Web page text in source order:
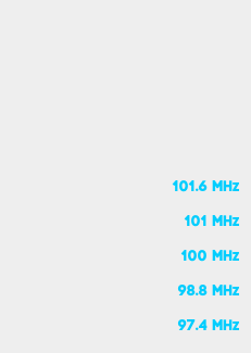
101.6 MHz
101 MHz
100 MHz
98.8 MHz
97.4 MHz